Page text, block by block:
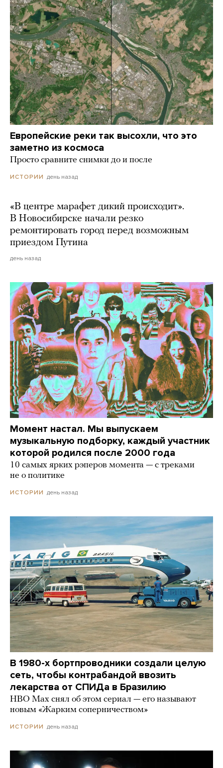
Европейские реки так высохли, что это
заметно из космоса
Просто сравните снимки до и после
ИСТОРИИ день назад
«В центре марафет дикий происходит».
В Новосибирске начали резко
ремонтировать город перед возможным
приездом Путина
день назад
Момент настал. Мы выпускаем
музыкальную подборку, каждый участник
которой родился после 2000 года
10 самых ярких рэперов момента — с треками
не о политике
ИСТОРИИ день назад
В 1980-х бортпроводники создали целую
сеть, чтобы контрабандой ввозить
лекарства от СПИДа в Бразилию
HBO Max снял об этом сериал — его называют
новым «Жарким соперничеством»
ИСТОРИИ день назад